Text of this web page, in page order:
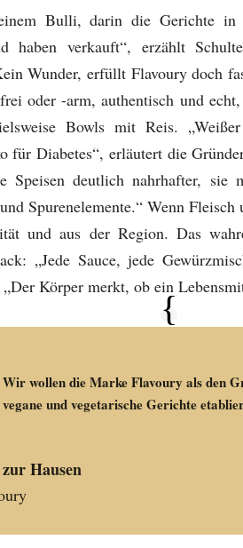
Bulli, darin die Gerichte
haben verkauft“, erzählt
Wunder, erfüllt Flavoury doch
oder -arm, authentisch und
Bowls mit Reis.
für Diabetes“, erläutert die
Speisen deutlich nahrhafter, sie
Spurenelemente.“ Wenn
und aus der Region. Das
„Jede Sauce, jede
Körper merkt, ob ein
Wir wollen die Marke Flavoury als den
vegane und vegetarische Gerichte
Hausen